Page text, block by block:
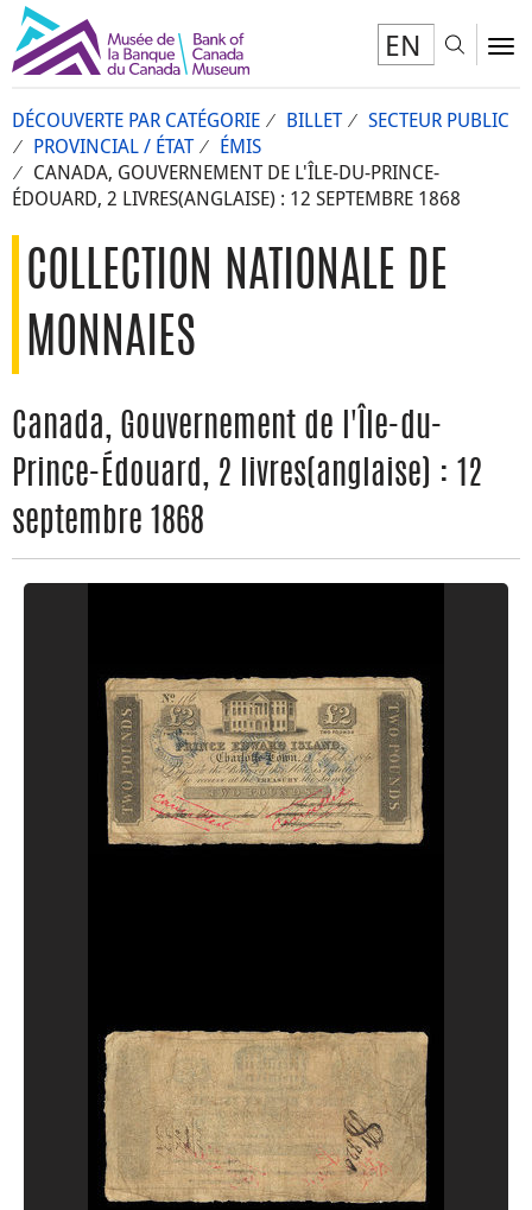
EN
DÉCOUVERTE PAR CATÉGORIE BILLET
SECTEUR PUBLIC
PROVINCIAL / ÉTAT
ÉMIS
CANADA, GOUVERNEMENT DE L'ÎLE-DU-PRINCE-
ÉDOUARD, 2 LIVRES(ANGLAISE) : 12 SEPTEMBRE 1868
COLLECTION NATIONALE DE
MONNAIES
Canada, Gouvernement de l'Île-du-
Prince-Édouard, 2 livres(anglaise) : 12
septembre 1868